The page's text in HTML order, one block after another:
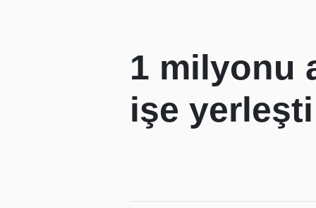
1 milyonu
işe yerleşti